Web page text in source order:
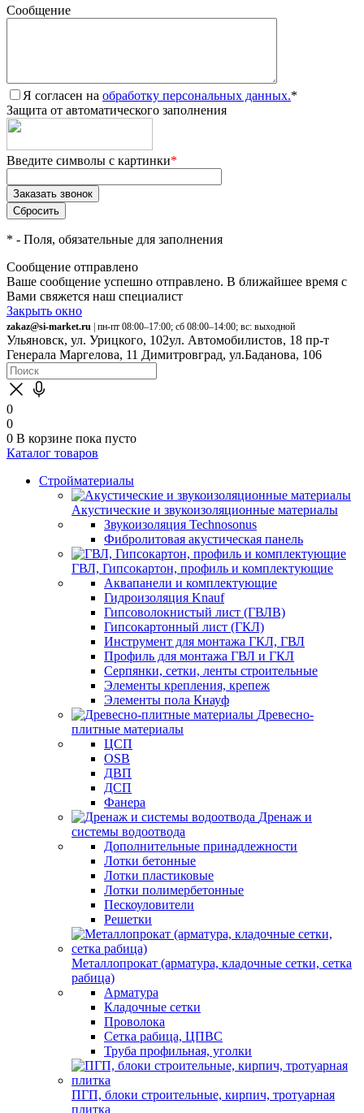
Сообщение
Я согласен на обработку персональных данных.*
Защита от автоматического заполнения
Введите символы с картинки*
* - Поля, обязательные для заполнения
Сообщение отправлено
Ваше сообщение успешно отправлено. В ближайшее время с
Вами свяжется наш специалист
Закрыть окно
zakaz@si-market.ru | пн-пт 08:00–17:00; сб 08:00–14:00; вс: выходной
Ульяновск, ул. Урицкого, 102ул. Автомобилистов, 18 пр-т
Генерала Маргелова, 11 Димитровград, ул.Баданова, 106
0
0
0 В корзине пока пусто
Каталог товаров
Стройматериалы
Акустические и звукоизоляционные материалы
Звукоизоляция Technosonus
Фибролитовая акустическая панель
ГВЛ, Гипсокартон, профиль и комплектующие
Аквапанели и комплектующие
Гидроизоляция Knauf
Гипсоволокнистый лист (ГВЛВ)
Гипсокартонный лист (ГКЛ)
Инструмент для монтажа ГКЛ, ГВЛ
Профиль для монтажа ГВЛ и ГКЛ
Серпянки, сетки, ленты строительные
Элементы крепления, крепеж
Элементы пола Кнауф
Древесно-
плитные материалы
ЦСП
OSB
ДВП
ДСП
Фанера
Дренаж и
системы водоотвода
Дополнительные принадлежности
Лотки бетонные
Лотки пластиковые
Лотки полимербетонные
Пескоуловители
Решетки
Металлопрокат (арматура, кладочные сетки, сетка
рабица)
Арматура
Кладочные сетки
Проволока
Сетка рабица, ЦПВС
Труба профильная, уголки
ПГП, блоки строительные, кирпич, тротуарная
плитка